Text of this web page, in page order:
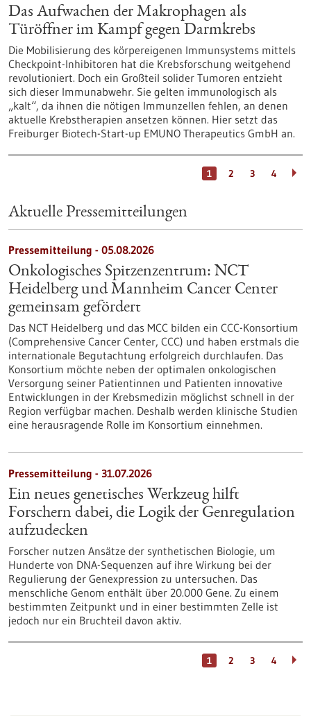
Das Aufwachen der Makrophagen als
Türöffner im Kampf gegen Darmkrebs
Die Mobilisierung des körpereigenen Immunsystems mittels
Checkpoint-Inhibitoren hat die Krebsforschung weitgehend
revolutioniert. Doch ein Großteil solider Tumoren entzieht
sich dieser Immunabwehr. Sie gelten immunologisch als
„kalt“, da ihnen die nötigen Immunzellen fehlen, an denen
aktuelle Krebstherapien ansetzen können. Hier setzt das
Freiburger Biotech-Start-up EMUNO Therapeutics GmbH an.
1 2 3 4
Aktuelle Pressemitteilungen
Pressemitteilung - 05.08.2026
Onkologisches Spitzenzentrum: NCT
Heidelberg und Mannheim Cancer Center
gemeinsam gefördert
Das NCT Heidelberg und das MCC bilden ein CCC-Konsortium
(Comprehensive Cancer Center, CCC) und haben erstmals die
internationale Begutachtung erfolgreich durchlaufen. Das
Konsortium möchte neben der optimalen onkologischen
Versorgung seiner Patientinnen und Patienten innovative
Entwicklungen in der Krebsmedizin möglichst schnell in der
Region verfügbar machen. Deshalb werden klinische Studien
eine herausragende Rolle im Konsortium einnehmen.
Pressemitteilung - 31.07.2026
Ein neues genetisches Werkzeug hilft
Forschern dabei, die Logik der Genregulation
aufzudecken
Forscher nutzen Ansätze der synthetischen Biologie, um
Hunderte von DNA-Sequenzen auf ihre Wirkung bei der
Regulierung der Genexpression zu untersuchen. Das
menschliche Genom enthält über 20.000 Gene. Zu einem
bestimmten Zeitpunkt und in einer bestimmten Zelle ist
jedoch nur ein Bruchteil davon aktiv.
1 2 3 4